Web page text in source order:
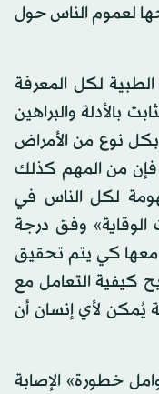
لعموم الناس حول
لكل المعرفة
بالأدلة والبراهين
نوع من الأمراض
فإن من المهم كذلك
لكل الناس في
وفق درجة
معها كي يتم تحقيق
كيفية التعامل مع
لأي إنسان أن
خطورة» الإصابة